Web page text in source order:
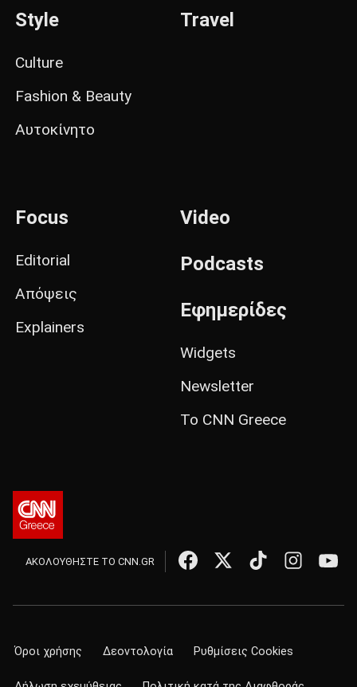
Style
Culture
Fashion & Beauty
Αυτοκίνητο
Travel
Focus
Editorial
Απόψεις
Explainers
Video
Podcasts
Εφημερίδες
Widgets
Newsletter
Το CNN Greece
ΑΚΟΛΟΥΘΗΣΤΕ ΤΟ CNN.GR
Όροι χρήσης Δεοντολογία Ρυθμίσεις Cookies